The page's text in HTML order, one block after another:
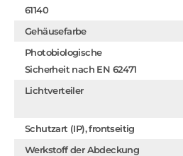
61140
Gehäusefarbe
Photobiologische
Sicherheit nach EN 62471
Lichtverteiler
Schutzart (IP), frontseitig
Werkstoff der Abdeckung